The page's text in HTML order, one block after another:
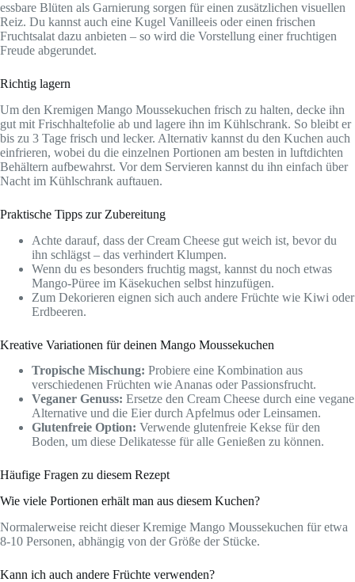
essbare Blüten als Garnierung sorgen für einen zusätzlichen visuellen
Reiz. Du kannst auch eine Kugel Vanilleeis oder einen frischen
Fruchtsalat dazu anbieten – so wird die Vorstellung einer fruchtigen
Freude abgerundet.
Richtig lagern
Um den Kremigen Mango Moussekuchen frisch zu halten, decke ihn
gut mit Frischhaltefolie ab und lagere ihn im Kühlschrank. So bleibt er
bis zu 3 Tage frisch und lecker. Alternativ kannst du den Kuchen auch
einfrieren, wobei du die einzelnen Portionen am besten in luftdichten
Behältern aufbewahrst. Vor dem Servieren kannst du ihn einfach über
Nacht im Kühlschrank auftauen.
Praktische Tipps zur Zubereitung
Achte darauf, dass der Cream Cheese gut weich ist, bevor du
ihn schlägst – das verhindert Klumpen.
Wenn du es besonders fruchtig magst, kannst du noch etwas
Mango-Püree im Käsekuchen selbst hinzufügen.
Zum Dekorieren eignen sich auch andere Früchte wie Kiwi oder
Erdbeeren.
Kreative Variationen für deinen Mango Moussekuchen
Tropische Mischung: Probiere eine Kombination aus
verschiedenen Früchten wie Ananas oder Passionsfrucht.
Veganer Genuss: Ersetze den Cream Cheese durch eine vegane
Alternative und die Eier durch Apfelmus oder Leinsamen.
Glutenfreie Option: Verwende glutenfreie Kekse für den
Boden, um diese Delikatesse für alle Genießen zu können.
Häufige Fragen zu diesem Rezept
Wie viele Portionen erhält man aus diesem Kuchen?
Normalerweise reicht dieser Kremige Mango Moussekuchen für etwa
8-10 Personen, abhängig von der Größe der Stücke.
Kann ich auch andere Früchte verwenden?